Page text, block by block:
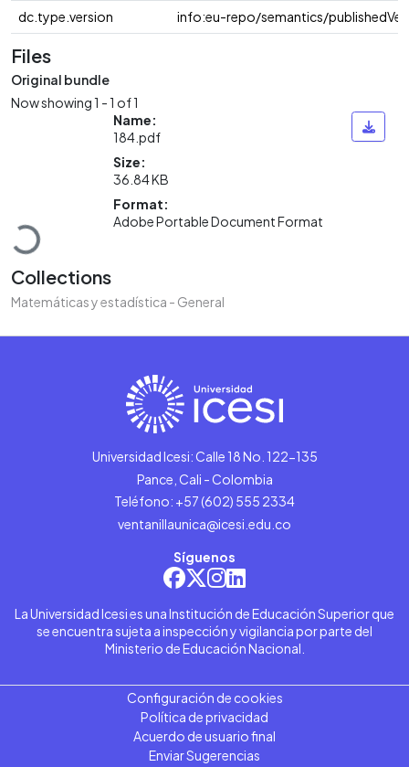
dc.type.version
info:eu-repo/semantics/
Files
Original bundle
Now showing1 - 1 of 1
Loading...
Name:
184.pdf
Size:
36.84 KB
Format:
Adobe Portable Document Format
Collections
Matemáticas y estadística - General
Universidad Icesi: Calle 18 No. 122-135
Pance, Cali - Colombia
Teléfono: +57 (602) 555 2334
ventanillaunica@icesi.edu.co
Síguenos
La Universidad Icesi es una Institución de Educación Superior que
se encuentra sujeta a inspección y vigilancia por parte del
Ministerio de Educación Nacional.
Configuración de cookies
Política de privacidad
Acuerdo de usuario final
Enviar Sugerencias